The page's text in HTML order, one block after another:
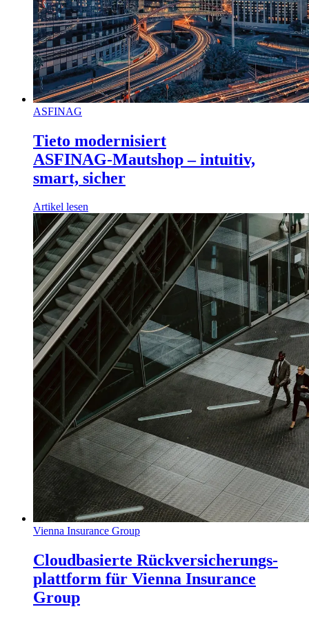
ASFINAG
Tieto modernisiert
ASFINAG‑Mautshop – intuitiv,
smart, sicher
Artikel lesen
Vienna Insurance Group
Cloudbasierte Rückversicherungs-
plattform für Vienna Insurance
Group